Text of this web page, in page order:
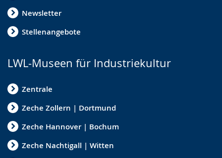
Newsletter
Stellenangebote
LWL-Museen für Industriekultur
Zentrale
Zeche Zollern | Dortmund
Zeche Hannover | Bochum
Zeche Nachtigall | Witten